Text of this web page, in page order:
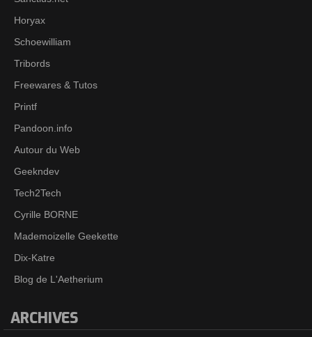
Horyax
Schoewilliam
Tribords
Freewares & Tutos
Printf
Pandoon.info
Autour du Web
Geekndev
Tech2Tech
Cyrille BORNE
Mademoizelle Geekette
Dix-Katre
Blog de L'Aetherium
ARCHIVES